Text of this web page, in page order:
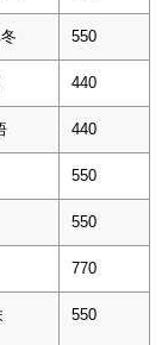
550
440
440
550
550
770
550